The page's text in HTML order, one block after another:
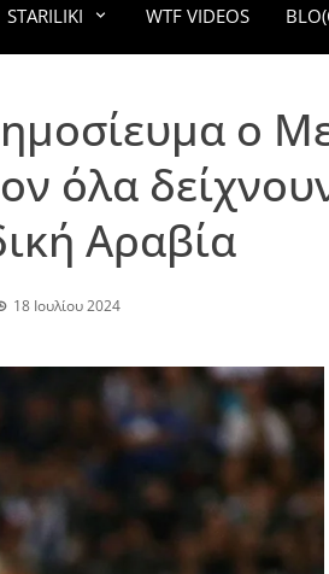
STARILIKI WTF VIDEOS
ο
όλα
Αραβία
18 Ιουλίου 2024